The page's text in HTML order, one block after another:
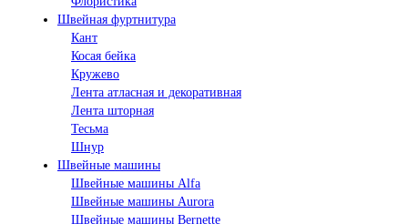
Швейная фуртнитура
Кант
Косая бейка
Кружево
Лента aтласная и декоративная
Лента шторная
Тесьма
Шнур
Швейные машины
Швейные машины Alfa
Швейные машины Aurora
Швейные машины Bernette